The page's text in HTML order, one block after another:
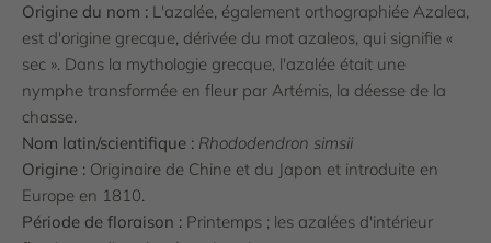
Origine du nom : L'azalée, également orthographiée Azalea,
est d'origine grecque, dérivée du mot azaleos, qui signifie «
sec ». Dans la mythologie grecque, l'azalée était une
nymphe transformée en fleur par Artémis, la déesse de la
chasse.
Nom latin/scientifique : Rhododendron simsii
Origine : Originaire de Chine et du Japon et introduite en
Europe en 1810.
Période de floraison : Printemps ; les azalées d'intérieur